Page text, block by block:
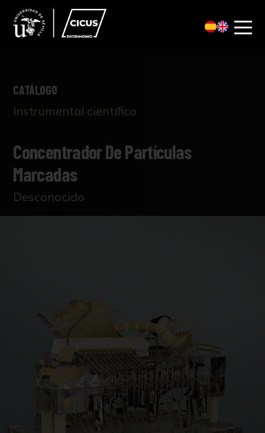
CATÁLOGO
Instrumental científico
Concentrador De Partículas
Marcadas
Desconocido